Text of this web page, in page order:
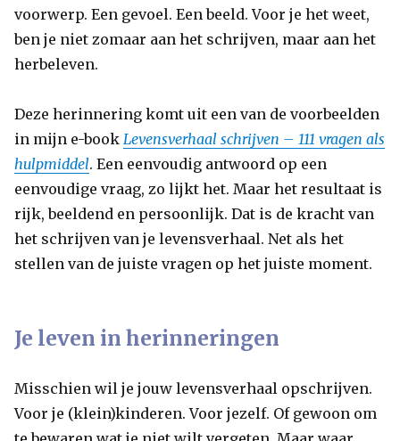
voorwerp. Een gevoel. Een beeld. Voor je het weet,
ben je niet zomaar aan het schrijven, maar aan het
herbeleven.
Deze herinnering komt uit een van de voorbeelden
in mijn e-book Levensverhaal schrijven – 111 vragen als
hulpmiddel. Een eenvoudig antwoord op een
eenvoudige vraag, zo lijkt het. Maar het resultaat is
rijk, beeldend en persoonlijk. Dat is de kracht van
het schrijven van je levensverhaal. Net als het
stellen van de juiste vragen op het juiste moment.
Je leven in herinneringen
Misschien wil je jouw levensverhaal opschrijven.
Voor je (klein)kinderen. Voor jezelf. Of gewoon om